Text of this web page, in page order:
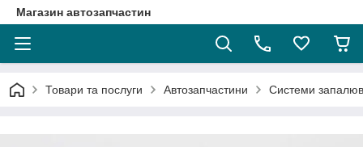
Магазин автозапчастин
Товари та послуги Автозапчастини Системи